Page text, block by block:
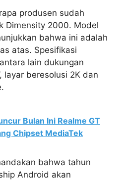
produsen sudah
Dimensity 2000. Model
bahwa ini adalah
atas. Spesifikasi
lain dukungan
layar beresolusi 2K dan
Bulan Ini Realme GT
Chipset MediaTek
bahwa tahun
Android akan